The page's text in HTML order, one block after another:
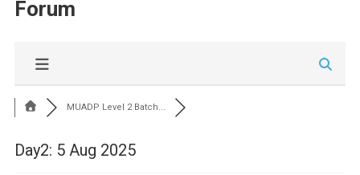
Forum
MUADP Level 2 Batch...
Day2: 5 Aug 2025